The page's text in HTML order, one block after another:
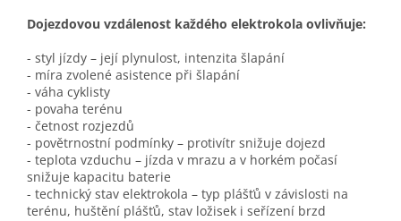
Dojezdovou vzdálenost každého elektrokola ovlivňuje:
- styl jízdy – její plynulost, intenzita šlapání
- míra zvolené asistence při šlapání
- váha cyklisty
- povaha terénu
- četnost rozjezdů
- povětrnostní podmínky – protivítr snižuje dojezd
- teplota vzduchu – jízda v mrazu a v horkém počasí
snižuje kapacitu baterie
- technický stav elektrokola – typ plášťů v závislosti na
terénu, huštění plášťů, stav ložisek i seřízení brzd